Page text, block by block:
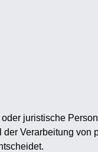
juristische
Verarbeitung von